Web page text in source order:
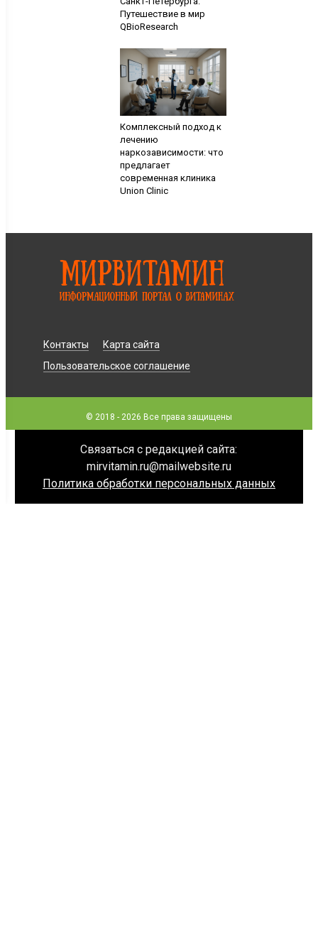
Путешествие в мир
QBioResearch
Комплексный подход к
лечению
наркозависимости: что
предлагает
современная клиника
Union Clinic
Контакты
Карта сайта
Пользовательское соглашение
© 2018 - 2026 Все права защищены
Связаться с редакцией сайта:
mirvitamin.ru@mailwebsite.ru
Политика обработки персональных данных